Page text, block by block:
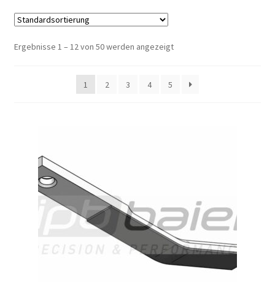
FAQ
Ergebnisse 1 – 12 von 50 werden angezeigt
1 2 3 4 5